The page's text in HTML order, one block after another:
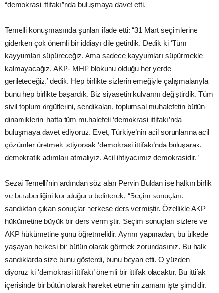
“demokrasi ittifakı”nda buluşmaya davet etti.
Temelli konuşmasında şunları ifade etti: “31 Mart seçimlerine
giderken çok önemli bir iddiayı dile getirdik. Dedik ki ‘Tüm
kayyumları süpüreceğiz. Ama sadece kayyumları süpürmekle
kalmayacağız, AKP- MHP blokunu olduğu her yerde
gerileteceğiz.’ dedik. Hep birlikte sizlerin emeğiyle çalışmalarıyla
bunu hep birlikte başardık. Biz siyasetin kulvarını değiştirdik. Tüm
sivil toplum örgütlerini, sendikaları, toplumsal muhalefetin bütün
dinamiklerini hatta tüm muhalefeti ‘demokrasi ittifakı’nda
buluşmaya davet ediyoruz. Evet, Türkiye’nin acil sorunlarına acil
çözümler üretmek istiyorsak ‘demokrasi ittifakı’nda buluşarak,
demokratik adımları atmalıyız. Acil ihtiyacımız demokrasidir.”
Sezai Temelli’nin ardından söz alan Pervin Buldan ise halkın birlik
ve beraberliğini koruduğunu belirterek, “Seçim sonuçları,
sandıktan çıkan sonuçlar herkese ders vermiştir. Özellikle AKP
hükümetine büyük bir ders vermiştir. Seçim sonuçları sizlere ve
AKP hükümetine şunu öğretmelidir. Ayrım yapmadan, bu ülkede
yaşayan herkesi bir bütün olarak görmek zorundasınız. Bu halk
sandıklarda size bunu gösterdi, bunu beyan etti. O yüzden
diyoruz ki ‘demokrasi ittifakı’ önemli bir ittifak olacaktır. Bu ittifak
içerisinde bir bütün olarak hareket etmenin zamanı işte şimdidir.